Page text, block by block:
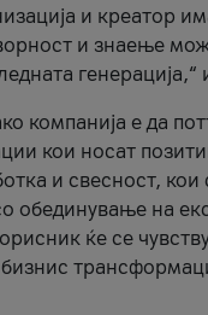
и креатор
и знаење
компанија е да
кои носат
и свесност,
обединување на
ќе се